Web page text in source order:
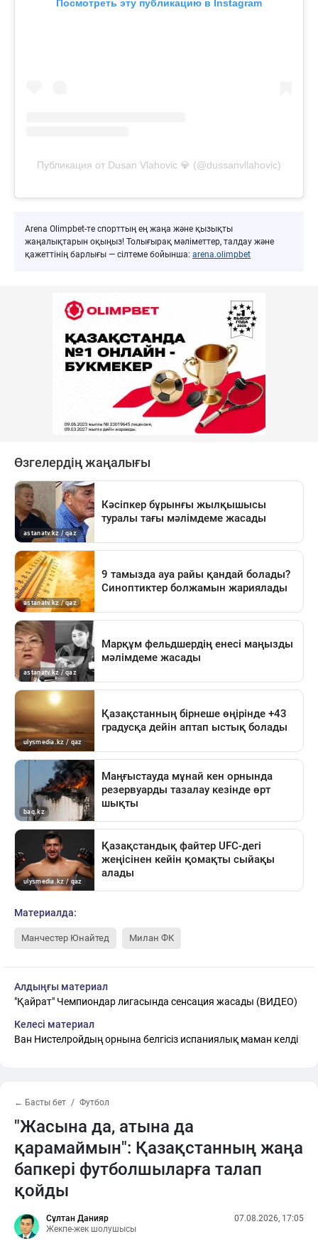
Посмотреть эту публикацию в Instagram
Публикация от Dusan Vlahovic 💎 (@dussanvllahovic)
Arena Olimpbet-те спорттың ең жаңа және қызықты
жаңалықтарын оқыңыз! Толығырақ мәліметтер, талдау және
қажеттінің барлығы — сілтеме бойынша: arena.olimpbet
Материалда:
Манчестер Юнайтед Милан ФК
Алдыңғы материал
"Қайрат" Чемпиондар лигасында сенсация жасады (ВИДЕО)
Келесі материал
Ван Нистелройдың орнына белгісіз испаниялық маман келді
← Басты бет Футбол
"Жасына да, атына да
қарамаймын": Қазақстанның жаңа
бапкері футболшыларға талап
қойды
Сұлтан Данияр
Жекпе-жек шолушысы
07.08.2026, 17:05